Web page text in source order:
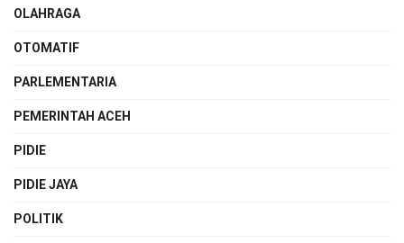
OLAHRAGA
OTOMATIF
PARLEMENTARIA
PEMERINTAH ACEH
PIDIE
PIDIE JAYA
POLITIK